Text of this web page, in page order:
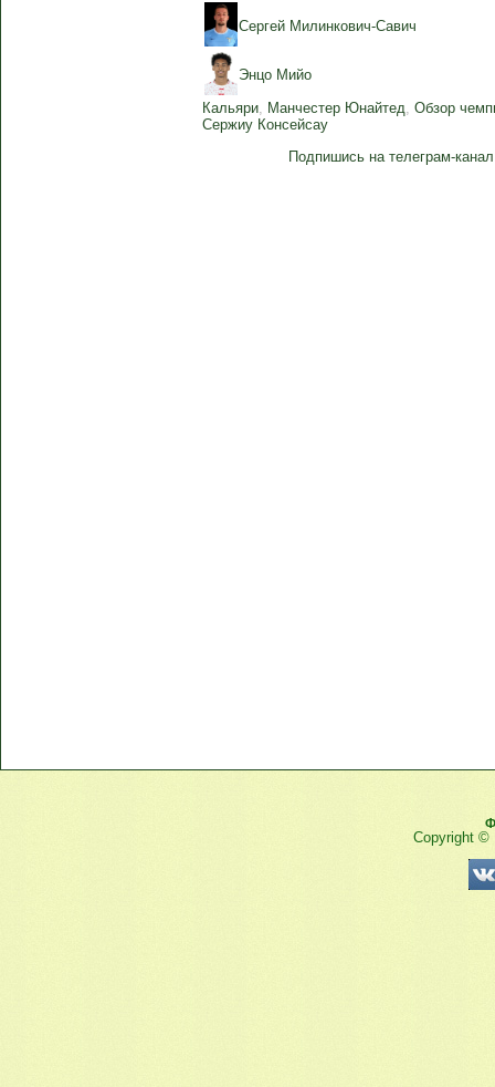
Сергей Милинкович-Савич
Энцо Мийо
Кальяри, Манчестер Юнайтед,Обзор
Сержиу Консейсау
Подпишись на телеграм-
Copyright ©